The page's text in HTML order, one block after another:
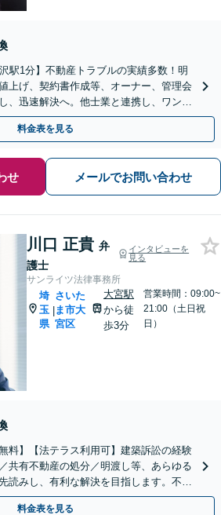
駅1分】不動産トラブルの実績多数！明
上げ、契約書作成等、オーナー、管理会
、迅速解決へ。他士業と連携し、ワンス
間（18時まで）の相談可】
料金表を見る
せ メールでお問い合わせ
川口 正貴 弁
護士
インタビューを
見る
サンライツ法律事務所
埼
玉
県
|
さいた
ま市大
宮区
大宮駅
から徒
歩3分
営業時間：09:00~
21:00（土日祝
日）
料】【法テラス利用可】建築訴訟の経験
共有不動産の処分／明渡し等、あらゆる
読みし、有利な解決を目指します。不動
完全個室】【大宮駅3分】
料金表を見る